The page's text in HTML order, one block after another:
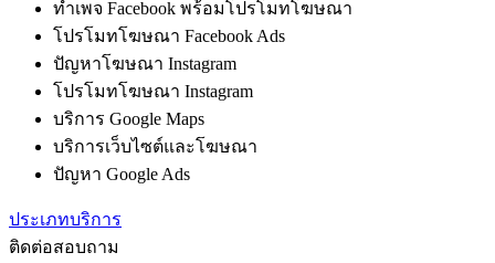
ทำเพจ Facebook พร้อมโปรโมทโฆษณา
โปรโมทโฆษณา Facebook Ads
ปัญหาโฆษณา Instagram
โปรโมทโฆษณา Instagram
บริการ Google Maps
บริการเว็บไซต์และโฆษณา
ปัญหา Google Ads
ประเภทบริการ
ติดต่อสอบถาม